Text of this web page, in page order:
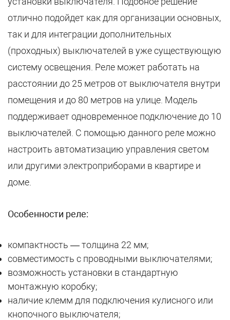
отлично подойдет как для организации основных,
так и для интеграции дополнительных
(проходных) выключателей в уже существующую
систему освещения. Реле может работать на
расстоянии до 25 метров от выключателя внутри
помещения и до 80 метров на улице. Модель
поддерживает одновременное подключение до 10
выключателей. С помощью данного реле можно
настроить автоматизацию управления светом
или другими электроприборами в квартире и
доме.
Особенности реле:
компактность — толщина 22 мм;
совместимость с проводными выключателями;
возможность установки в стандартную
монтажную коробку;
наличие клемм для подключения кулисного или
кнопочного выключателя;